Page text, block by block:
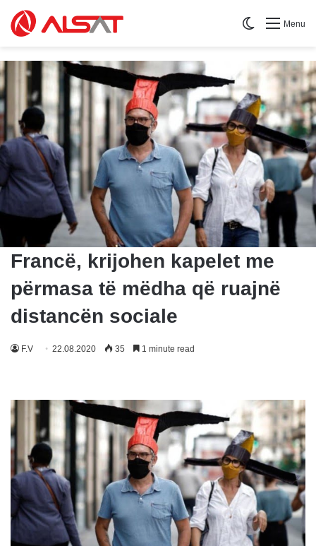
Menu
Switch skin
Francë, krijohen kapelet me
përmasa të mëdha që ruajnë
distancën sociale
F.V 22.08.2020 35 1 minute read